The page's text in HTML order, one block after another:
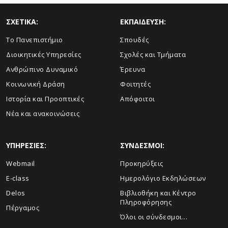
ΣΧΕΤΙΚΑ:
Το Πανεπιστήμιο
Διοικητικές Υπηρεσίες
Ανθρώπινο Δυναμικό
Κοινωνική Δράση
Ιστορία και Προοπτικές
Νέα και ανακοινώσεις
ΕΚΠΑΙΔΕΥΣΗ:
Σπουδές
Σχολές και Τμήματα
Έρευνα
Φοιτητές
Απόφοιτοι
ΥΠΗΡΕΣΙΕΣ:
Webmail
E-class
Delos
Πέργαμος
ΣΥΝΔΕΣΜΟΙ:
Προκηρύξεις
Ημερολόγιο Εκδηλώσεων
Βιβλιοθήκη και Κέντρο
Πληροφόρησης
Όλοι οι σύνδεσμοι...